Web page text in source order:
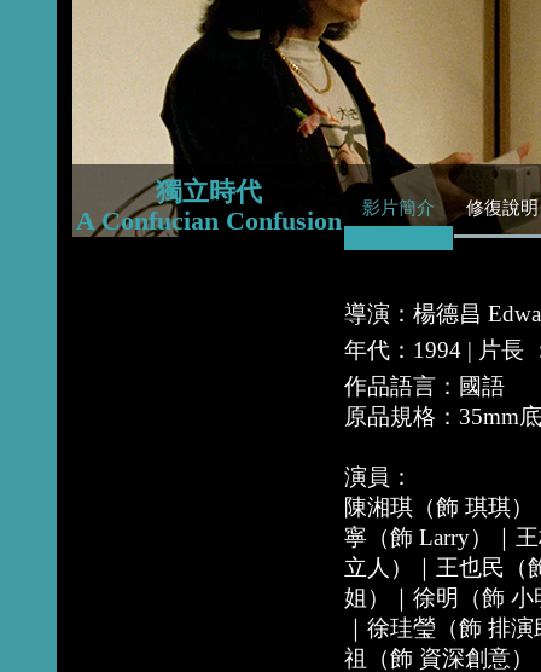
2014
獨立時代
A Confucian Confusion
影片簡介 修復說明
導演：楊德昌
年代：1994 | 片長
作品語言：國語
原品規格：35mm
演員：
陳湘琪（飾 琪琪
寧（飾 Larry）｜
立人）｜王也民（
姐）｜徐明（飾
｜徐珪瑩（飾 排
祖（飾 資深創意